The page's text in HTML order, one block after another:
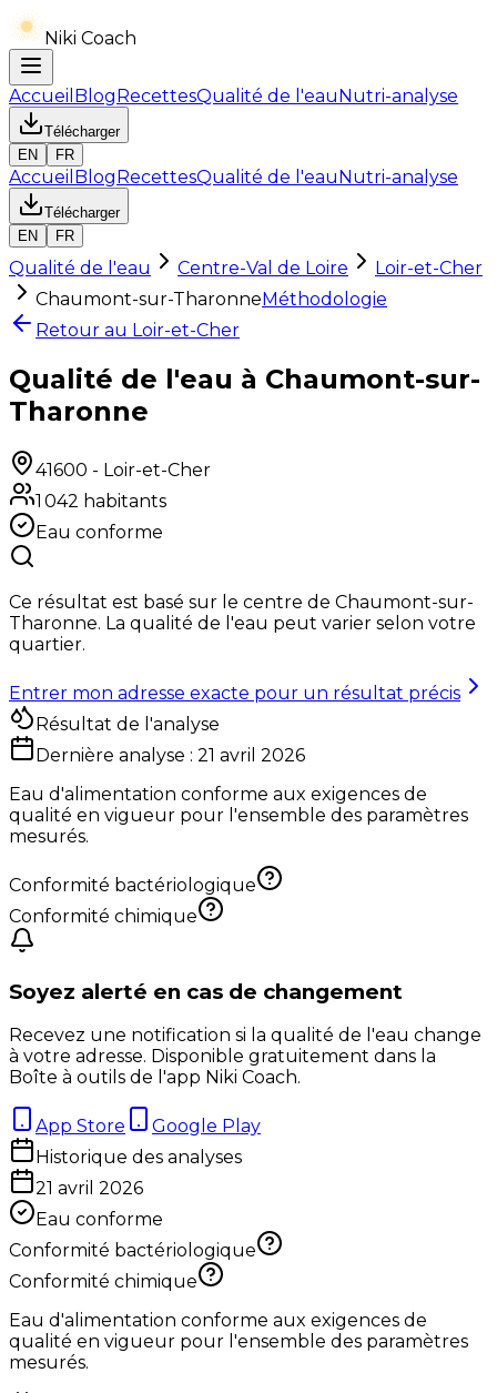
Niki Coach
Accueil BlogRecettesQualité de l'eauNutri-analyse
Télécharger
EN
FR
Accueil BlogRecettesQualité de l'eauNutri-analyse
Télécharger
EN
FR
Qualité de l'eau Centre-Val de Loire
Loir-et-Cher
Chaumont-sur-TharonneMéthodologie
Retour au Loir-et-Cher
Qualité de l'eau à Chaumont-sur-
Tharonne
41600 - Loir-et-Cher
1 042 habitants
Eau conforme
Ce résultat est basé sur le centre de Chaumont-sur-
Tharonne. La qualité de l'eau peut varier selon votre
quartier.
Entrer mon adresse exacte pour un résultat précis
Résultat de l'analyse
Dernière analyse : 21 avril 2026
Eau d'alimentation conforme aux exigences de
qualité en vigueur pour l'ensemble des paramètres
mesurés.
Conformité bactériologique
Conformité chimique
Soyez alerté en cas de changement
Recevez une notification si la qualité de l'eau change
à votre adresse. Disponible gratuitement dans la
Boîte à outils de l'app Niki Coach.
App Store
Google Play
Historique des analyses
21 avril 2026
Eau conforme
Conformité bactériologique
Conformité chimique
Eau d'alimentation conforme aux exigences de
qualité en vigueur pour l'ensemble des paramètres
mesurés.